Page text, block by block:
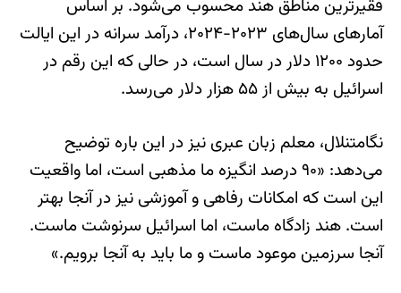
فقیرترین مناطق هند محسوب می‌شود. بر اساس
آمارهای سال‌های ۲۰۲۳-۲۰۲۴، درآمد سرانه در این ایالت
حدود ۱۲۰۰ دلار در سال است، در حالی که این رقم در
اسرائیل به بیش از ۵۵ هزار دلار می‌رسد.
نگامتنلال، معلم زبان عبری نیز در این باره توضیح
می‌دهد: «۹۰ درصد انگیزه ما مذهبی است، اما واقعیت
این است که امکانات رفاهی و آموزشی نیز در آنجا بهتر
است. هند زادگاه ماست، اما اسرائیل سرنوشت ماست.
آنجا سرزمین موعود ماست و ما باید به آنجا برویم.»